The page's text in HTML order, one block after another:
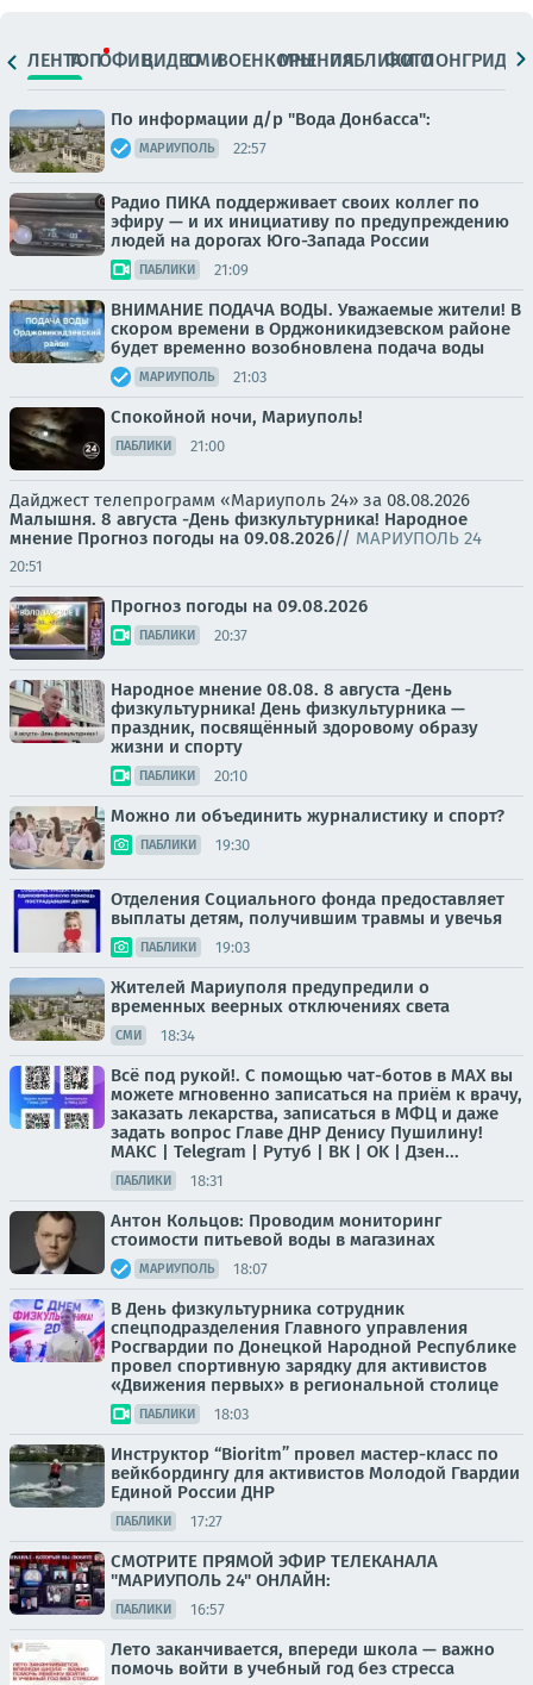
ЛЕНТАТОПОФИЦ.ВИДЕОСМИВОЕНКОРЫМНЕНИЯПАБЛИКИ
ФОТОЛОНГРИДЫ
По информации д/р "Вода Донбасса":
МАРИУПОЛЬ 22:57
Радио ПИКА поддерживает своих коллег по
эфиру — и их инициативу по предупреждению
людей на дорогах Юго-Запада России
ПАБЛИКИ 21:09
ВНИМАНИЕ ПОДАЧА ВОДЫ. Уважаемые жители! В
скором времени в Орджоникидзевском районе
будет временно возобновлена подача воды
МАРИУПОЛЬ 21:03
Спокойной ночи, Мариуполь!
ПАБЛИКИ 21:00
Дайджест телепрограмм «Мариуполь 24» за 08.08.2026
Малышня. 8 августа -День физкультурника! Народное
мнение Прогноз погоды на 09.08.2026// МАРИУПОЛЬ 24
20:51
Прогноз погоды на 09.08.2026
ПАБЛИКИ 20:37
Народное мнение 08.08. 8 августа -День
физкультурника! День физкультурника —
праздник, посвящённый здоровому образу
жизни и спорту
ПАБЛИКИ 20:10
Можно ли объединить журналистику и спорт?
ПАБЛИКИ 19:30
Отделения Социального фонда предоставляет
выплаты детям, получившим травмы и увечья
ПАБЛИКИ 19:03
Жителей Мариуполя предупредили о
временных веерных отключениях света
СМИ 18:34
Всё под рукой!. С помощью чат-ботов в МАХ вы
можете мгновенно записаться на приём к врачу,
заказать лекарства, записаться в МФЦ и даже
задать вопрос Главе ДНР Денису Пушилину!
МАКС | Telegram | Рутуб | ВК | OK | Дзен...
ПАБЛИКИ 18:31
Антон Кольцов: Проводим мониторинг
стоимости питьевой воды в магазинах
МАРИУПОЛЬ 18:07
В День физкультурника сотрудник
спецподразделения Главного управления
Росгвардии по Донецкой Народной Республике
провел спортивную зарядку для активистов
«Движения первых» в региональной столице
ПАБЛИКИ 18:03
Инструктор “Bioritm” провел мастер-класс по
вейкбордингу для активистов Молодой Гвардии
Единой России ДНР
ПАБЛИКИ 17:27
СМОТРИТЕ ПРЯМОЙ ЭФИР ТЕЛЕКАНАЛА
"МАРИУПОЛЬ 24" ОНЛАЙН:
ПАБЛИКИ 16:57
Лето заканчивается, впереди школа — важно
помочь войти в учебный год без стресса